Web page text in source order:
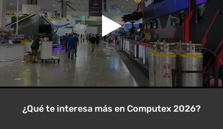
¿Qué te interesa más en Computex 2026?